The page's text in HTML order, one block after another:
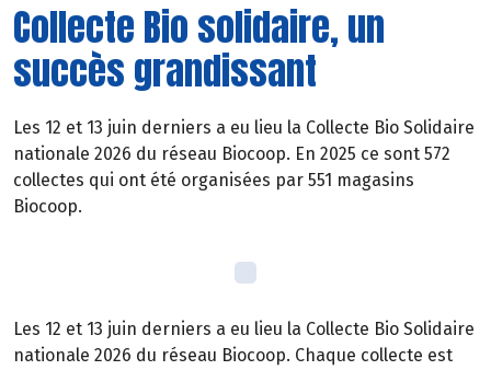
Collecte Bio solidaire, un
succès grandissant
Les 12 et 13 juin derniers a eu lieu la Collecte Bio Solidaire
nationale 2026 du réseau Biocoop. En 2025 ce sont 572
collectes qui ont été organisées par 551 magasins
Biocoop.
Les 12 et 13 juin derniers a eu lieu la Collecte Bio Solidaire
nationale 2026 du réseau Biocoop. Chaque collecte est